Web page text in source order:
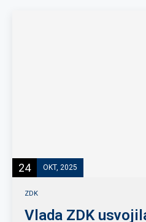
24 OKT, 2025
ZDK
Vlada ZDK